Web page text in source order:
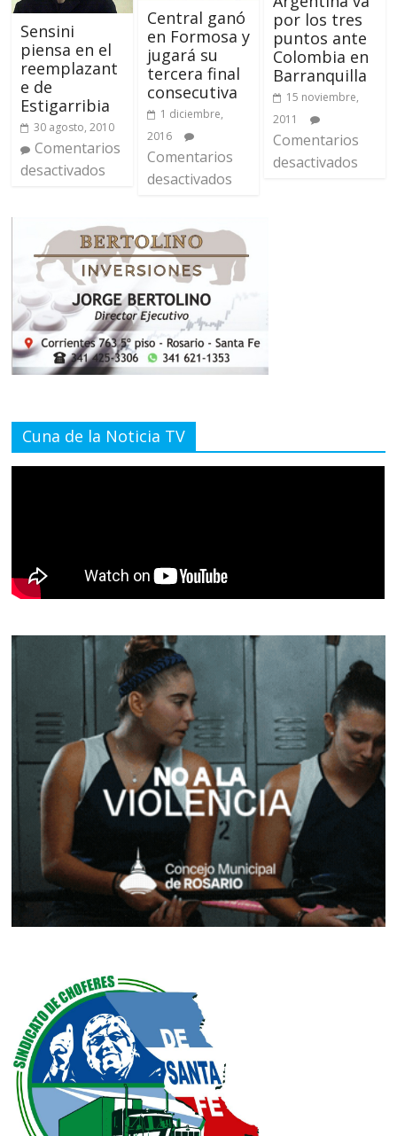
Sensini
piensa en el
reemplazant
e de
Estigarribia
30 agosto, 2010
Comentarios
desactivados
Central ganó
en Formosa y
jugará su
tercera final
consecutiva
1 diciembre,
2016
Comentarios
desactivados
por los tres
puntos ante
Colombia en
Barranquilla
15 noviembre,
2011
Comentarios
desactivados
Cuna de la Noticia TV